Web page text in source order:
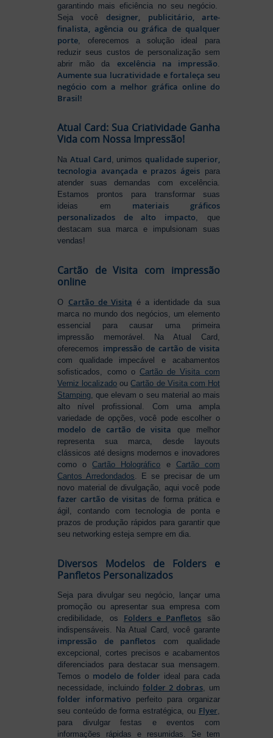
garantindo mais eficiência no seu negócio.
Seja vocêdesigner, publicitário, arte-
finalista, agência ou gráfica de qualquer
porte , oferecemos a solução ideal para
reduzir seus custos de personalização sem
abrir mão da excelência na impressão
Aumente sua lucratividade e fortaleça seu
negócio com a melhor gráfica online do
Brasil!
Atual Card: Sua Criatividade Ganha
Vida com Nossa Impressão!
Na Atual Card, unimos qualidade superior,
tecnologia avançada e prazos ágeispara
atender suas demandas com excelência.
Estamos prontos para transformar suas
ideias em materiais gráficos
personalizados de alto impacto, que
destacam sua marca e impulsionam suas
vendas!
Cartão de Visita com impressão
online
O Cartão de Visita é a identidade da sua
marca no mundo dos negócios, um elemento
essencial para causar uma primeira
impressão memorável. Na Atual Card,
oferecemos impressão de cartão de visita
com qualidade impecável e acabamentos
sofisticados, como o Cartão de Visita com
Verniz localizado ouCartão de Visita com Hot
Stamping , que elevam o seu material ao mais
alto nível profissional. Com uma ampla
variedade de opções, você pode escolher o
modelo de cartão de visita que melhor
representa sua marca, desde layouts
clássicos até designs modernos e inovadores
como oCartão Holográfico e Cartão com
Cantos Arredondados . E se precisar de um
novo material de divulgação, aqui você pode
fazer cartão de visitas de forma prática e
ágil, contando com tecnologia de ponta e
prazos de produção rápidos para garantir que
seu networking esteja sempre em dia.
Diversos Modelos de Folders e
Panfletos Personalizados
Seja para divulgar seu negócio, lançar uma
promoção ou apresentar sua empresa com
credibilidade, os Folders e Panfletos são
indispensáveis. Na Atual Card, você garante
impressão de panfletos com qualidade
excepcional, cortes precisos e acabamentos
diferenciados para destacar sua mensagem.
Temos o modelo de folder ideal para cada
necessidade, incluindofolder 2 dobras, um
folder informativo perfeito para organizar
seu conteúdo de forma estratégica, ou Flyer,
para divulgar festas e eventos com
informações rápidas e resumidas. Se tem